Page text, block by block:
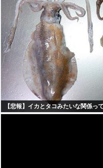
【悲報】イカとタコみたいな関係っ